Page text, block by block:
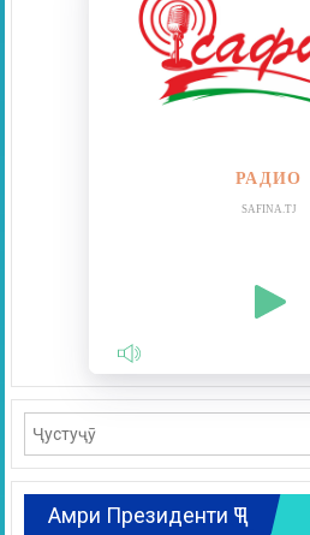
РАДИО
SAFINA.TJ
Амри Президенти ҶТ